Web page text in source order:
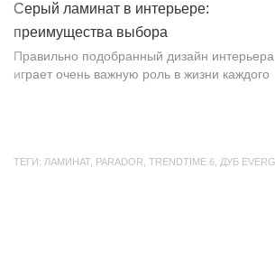
Серый ламинат в интерьере:
преимущества выбора
Правильно подобранный дизайн интерьера
играет очень важную роль в жизни каждого
ТЕГИ: ЛАМИНАТ, PARADOR TRENDTIME 6 ДУБ